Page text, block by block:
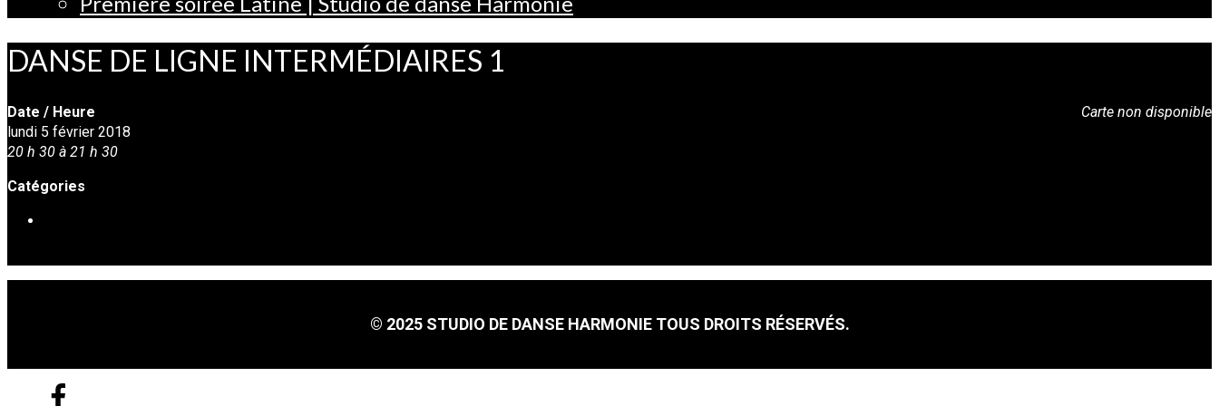
DANSE DE LIGNE INTERMÉDIAIRES 1
Carte non disponible
Date / Heure
lundi 5 février 2018
20 h 30 à 21 h 30
Catégories
© 2025 STUDIO DE DANSE HARMONIE TOUS DROITS RÉSERVÉS.